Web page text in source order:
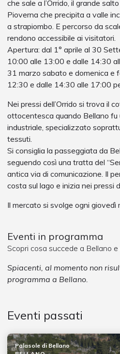
che sale a l’Orrido, il grande
Pioverna che precipita a valle
a strapiombo. E percorso da
rendono accessibile ai visitatori.
Apertura: dal 1° aprile al 30
10:00 alle 13:00 e dalle 14:30
31 marzo sabato e domenica e
12:30 e dalle 14:30 alle 17:00
Nei pressi dell’Orrido si trova il
ottocentesca quando Bellano fu
industriale, specializzato
tessuti.
Si consiglia la passeggiata da
seguendo così una tratta del
antica via di comunicazione. Il
costa sul lago e inizia nei pressi
Il mercato si svolge ogni giovedì
Eventi in programma
Scopri cosa succede a Bellano
Spiacenti, al momento non
programma a Bellano.
Eventi passati
Palasole di Bellano